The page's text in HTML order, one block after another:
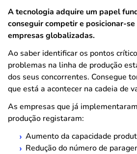
A tecnologia adquire um papel
conseguir competir e posicionar-
empresas globalizadas.
Ao saber identificar os pontos
problemas na linha de produção
dos seus concorrentes. Consegue
que está a acontecer na cadeia de
As empresas que já
produção registaram:
Aumento da capacidade
Redução do número de